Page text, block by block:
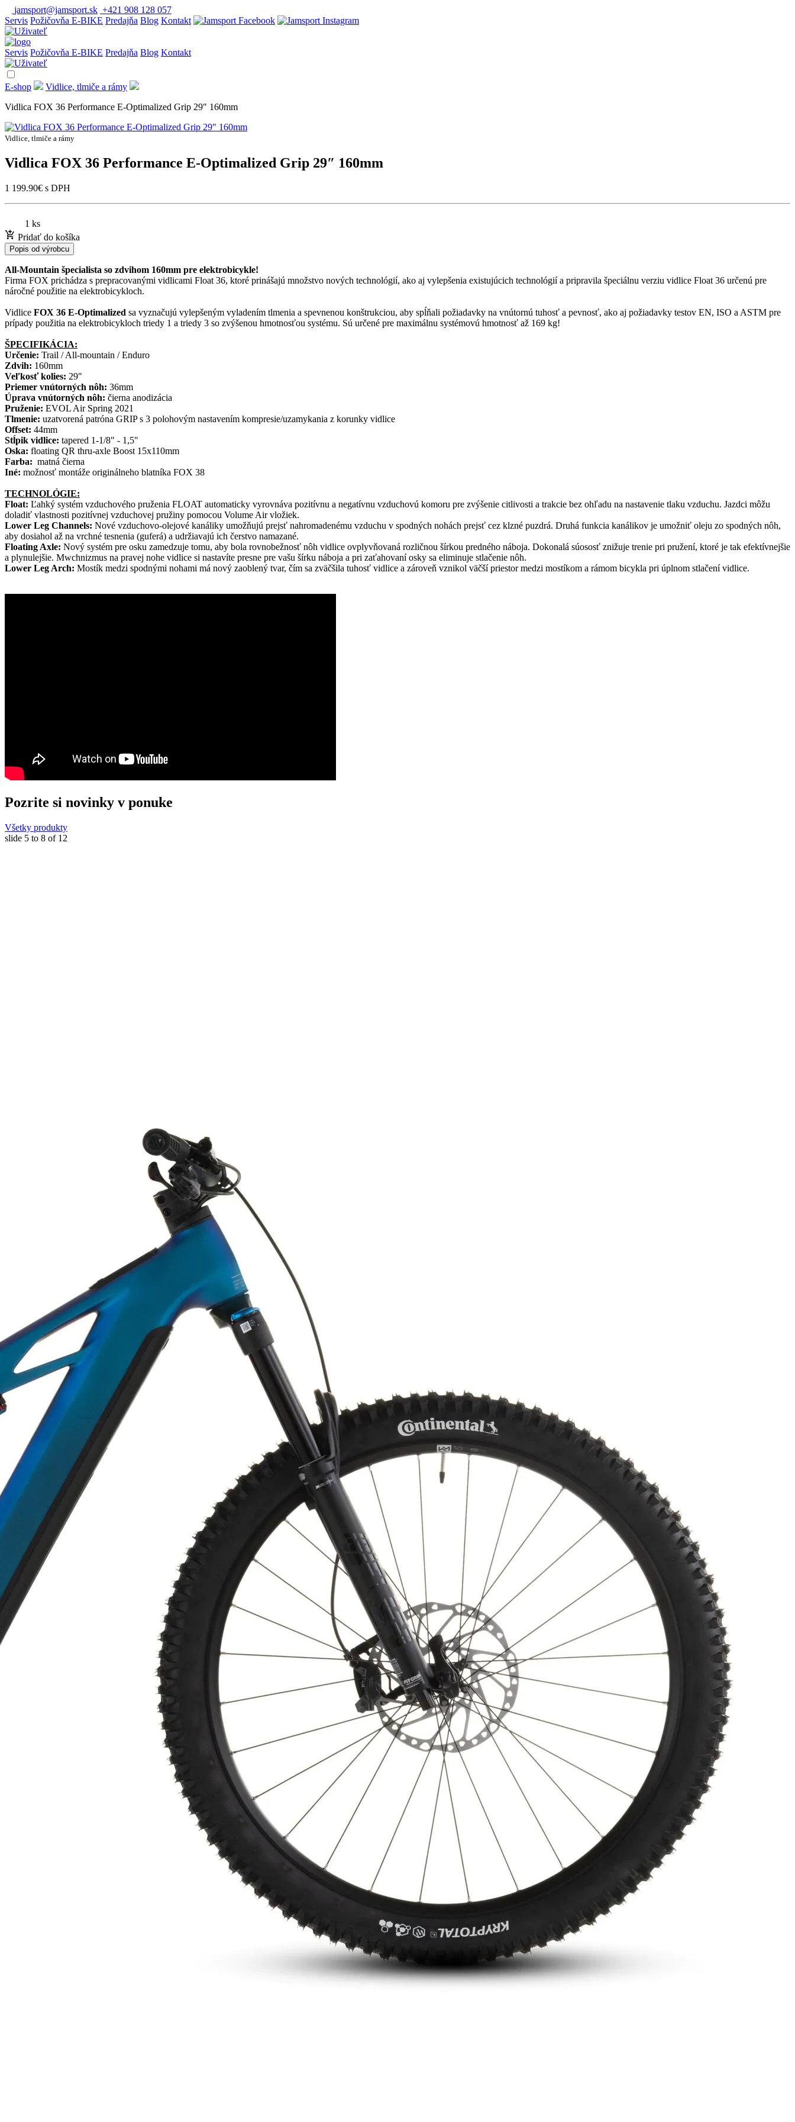
jamsport@jamsport.sk +421 908 128 057
Servis Požičovňa E-BIKE Predajňa Blog Kontakt
Servis Požičovňa E-BIKE Predajňa Blog Kontakt
E-shop
Vidlice, tlmiče a rámy
Vidlica FOX 36 Performance E-Optimalized Grip 29″ 160mm
Vidlice, tlmiče a rámy
Vidlica FOX 36 Performance E-Optimalized Grip 29″ 160mm
1 199.90€ s DPH
1 ks
Pridať do košíka
Popis od výrobcu
All-Mountain špecialista so zdvihom 160mm pre elektrobicykle!
Firma FOX prichádza s prepracovanými vidlicami Float 36, ktoré prinášajú množstvo nových technológií, ako aj vylepšenia existujúcich technológií a pripravila špeciálnu verziu vidlice Float 36 určenú pre
náročné použitie na elektrobicykloch.
Vidlice FOX 36 E-Optimalized sa vyznačujú vylepšeným vyladením tlmenia a spevnenou konštrukciou, aby spĺňali požiadavky na vnútornú tuhosť a pevnosť, ako aj požiadavky testov EN, ISO a ASTM pre
prípady použitia na elektrobicykloch triedy 1 a triedy 3 so zvýšenou hmotnosťou systému. Sú určené pre maximálnu systémovú hmotnosť až 169 kg!
ŠPECIFIKÁCIA:
Určenie: Trail / All-mountain / Enduro
Zdvih: 160mm
Veľkosť kolies: 29"
Priemer vnútorných nôh: 36mm
Úprava vnútorných nôh: čierna anodizácia
Pruženie: EVOL Air Spring 2021
Tlmenie: uzatvorená patróna GRIP s 3 polohovým nastavením kompresie/uzamykania z korunky vidlice
Offset: 44mm
Stĺpik vidlice: tapered 1-1/8" - 1,5"
Oska: floating QR thru-axle Boost 15x110mm
Farba: matná čierna
Iné: možnosť montáže originálneho blatníka FOX 38
TECHNOLÓGIE:
Float: Ľahký systém vzduchového pruženia FLOAT automaticky vyrovnáva pozitívnu a negatívnu vzduchovú komoru pre zvýšenie citlivosti a trakcie bez ohľadu na nastavenie tlaku vzduchu. Jazdci môžu
doladiť vlastnosti pozitívnej vzduchovej pružiny pomocou Volume Air vložiek.
Lower Leg Channels: Nové vzduchovo-olejové kanáliky umožňujú prejsť nahromadenému vzduchu v spodných nohách prejsť cez klzné puzdrá. Druhá funkcia kanálikov je umožniť oleju zo spodných nôh,
aby dosiahol až na vrchné tesnenia (guferá) a udržiavajú ich čerstvo namazané.
Floating Axle: Nový systém pre osku zamedzuje tomu, aby bola rovnobežnosť nôh vidlice ovplyvňovaná rozličnou šírkou predného náboja. Dokonalá súososť znižuje trenie pri pružení, ktoré je tak efektívnejšie
a plynulejšie. Mwchnizmus na pravej nohe vidlice si nastavíte presne pre vašu šírku náboja a pri zaťahovaní osky sa eliminuje stlačenie nôh.
Lower Leg Arch: Mostík medzi spodnými nohami má nový zaoblený tvar, čím sa zväčšila tuhosť vidlice a zároveň vznikol väčší priestor medzi mostíkom a rámom bicykla pri úplnom stlačení vidlice.
Pozrite si novinky v ponuke
Všetky produkty
slide 5 to 8 of 12